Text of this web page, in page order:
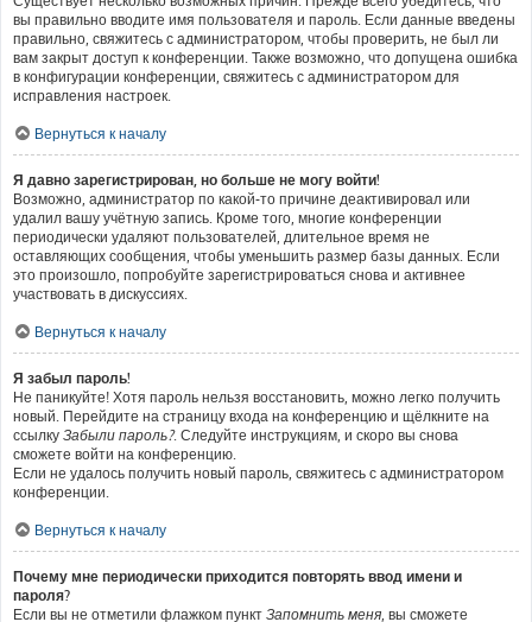
вы правильно вводите имя пользователя и пароль. Если данные введены
правильно, свяжитесь с администратором, чтобы проверить, не был ли
вам закрыт доступ к конференции. Также возможно, что допущена ошибка
в конфигурации конференции, свяжитесь с администратором для
исправления настроек.
Вернуться к началу
Я давно зарегистрирован, но больше не могу войти!
Возможно, администратор по какой-то причине деактивировал или
удалил вашу учётную запись. Кроме того, многие конференции
периодически удаляют пользователей, длительное время не
оставляющих сообщения, чтобы уменьшить размер базы данных. Если
это произошло, попробуйте зарегистрироваться снова и активнее
участвовать в дискуссиях.
Вернуться к началу
Я забыл пароль!
Не паникуйте! Хотя пароль нельзя восстановить, можно легко получить
новый. Перейдите на страницу входа на конференцию и щёлкните на
ссылку Забыли пароль?. Следуйте инструкциям, и скоро вы снова
сможете войти на конференцию.
Если не удалось получить новый пароль, свяжитесь с администратором
конференции.
Вернуться к началу
Почему мне периодически приходится повторять ввод имени и
пароля?
Если вы не отметили флажком пункт Запомнить меня, вы сможете